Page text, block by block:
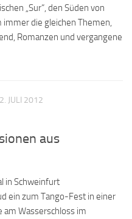
„Sur“, den Süden von
immer die gleichen Themen,
Romanzen und vergangene
JULI 2012
aus
in Schweinfurt
ein zum Tango-Fest in einer
am Wasserschloss im